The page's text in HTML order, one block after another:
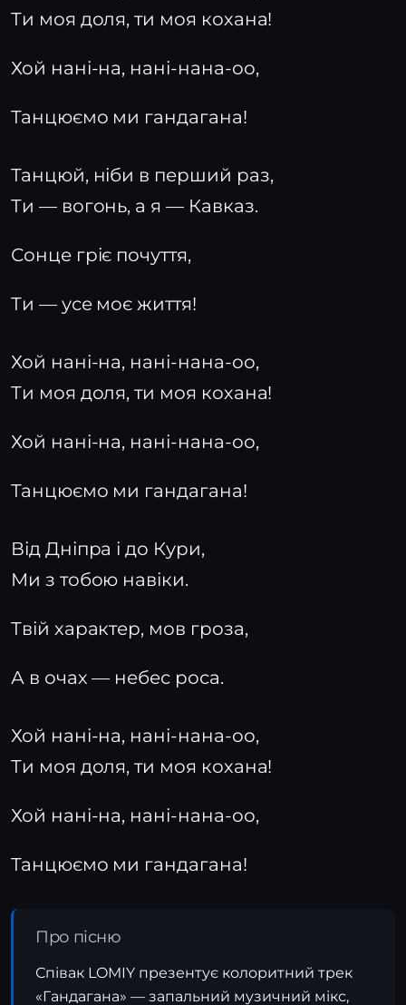
Ти моя доля, ти моя кохана!
Хой нані-на, нані-нана-оо,
Танцюємо ми гандагана!
Танцюй, ніби в перший раз,
Ти — вогонь, а я — Кавказ.
Сонце гріє почуття,
Ти — усе моє життя!
Хой нані-на, нані-нана-оо,
Ти моя доля, ти моя кохана!
Хой нані-на, нані-нана-оо,
Танцюємо ми гандагана!
Від Дніпра і до Кури,
Ми з тобою навіки.
Твій характер, мов гроза,
А в очах — небес роса.
Хой нані-на, нані-нана-оо,
Ти моя доля, ти моя кохана!
Хой нані-на, нані-нана-оо,
Танцюємо ми гандагана!
Про пісню
Співак LOMIY презентує колоритний трек
«Гандагана» — запальний музичний мікс,